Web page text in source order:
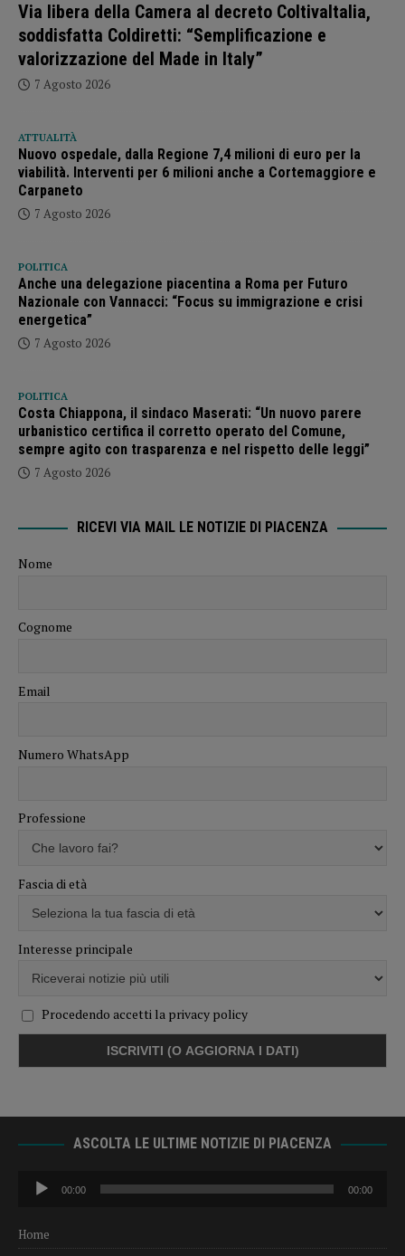
Via libera della Camera al decreto ColtivaItalia,
soddisfatta Coldiretti: “Semplificazione e
valorizzazione del Made in Italy”
7 Agosto 2026
ATTUALITÀ
Nuovo ospedale, dalla Regione 7,4 milioni di euro per la
viabilità. Interventi per 6 milioni anche a Cortemaggiore e
Carpaneto
7 Agosto 2026
POLITICA
Anche una delegazione piacentina a Roma per Futuro
Nazionale con Vannacci: “Focus su immigrazione e crisi
energetica”
7 Agosto 2026
POLITICA
Costa Chiappona, il sindaco Maserati: “Un nuovo parere
urbanistico certifica il corretto operato del Comune,
sempre agito con trasparenza e nel rispetto delle leggi”
7 Agosto 2026
RICEVI VIA MAIL LE NOTIZIE DI PIACENZA
Nome
Cognome
Email
Numero WhatsApp
Professione
Fascia di età
Interesse principale
Procedendo accetti la privacy policy
ASCOLTA LE ULTIME NOTIZIE DI PIACENZA
Audio
Player
00:00 00:00
Home